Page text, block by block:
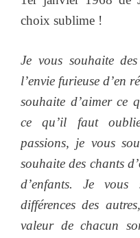
choix sublime !
Je vous souhaite
l’envie furieuse d’en
souhaite d’aimer ce
ce qu’il faut
passions, je vous
souhaite des chants
d’enfants. Je vous
différences des
valeur de chacun